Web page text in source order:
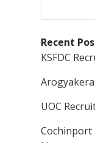
Recent
KSFDC
UOC
Cochinport